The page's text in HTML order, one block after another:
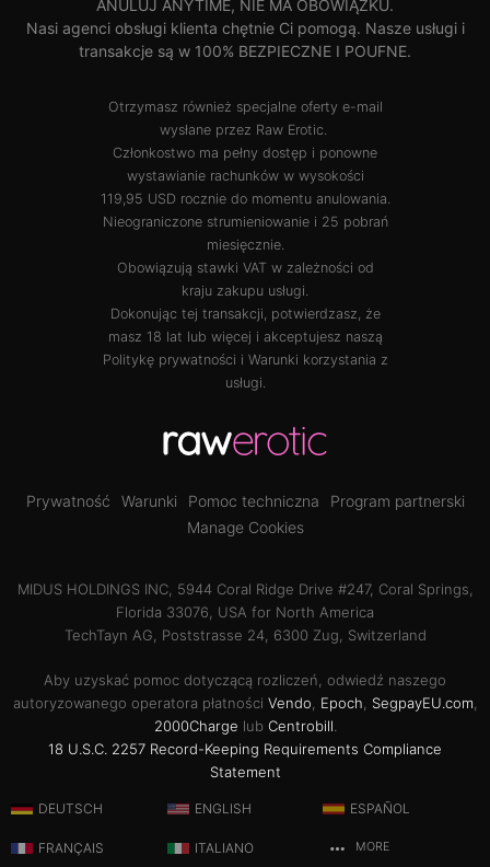
ANULUJ ANYTIME, NIE MA OBOWIĄZKU.
Nasi agenci obsługi klienta chętnie Ci pomogą. Nasze usługi i
transakcje są w 100% BEZPIECZNE I POUFNE.
Otrzymasz również specjalne oferty e-mail
wysłane przez Raw Erotic.
Członkostwo ma pełny dostęp i ponowne
wystawianie rachunków w wysokości
119,95 USD rocznie do momentu anulowania.
Nieograniczone strumieniowanie i 25 pobrań
miesięcznie.
Obowiązują stawki VAT w zależności od
kraju zakupu usługi.
Dokonując tej transakcji, potwierdzasz, że
masz 18 lat lub więcej i akceptujesz naszą
Politykę prywatności i Warunki korzystania z
usługi.
Prywatność Warunki Pomoc techniczna
Program partnerski
Manage Cookies
MIDUS HOLDINGS INC, 5944 Coral Ridge Drive #247, Coral Springs,
Florida 33076, USA for North America
TechTayn AG, Poststrasse 24, 6300 Zug, Switzerland
Aby uzyskać pomoc dotyczącą rozliczeń, odwiedź naszego
autoryzowanego operatora płatności Vendo, Epoch, SegpayEU.com,
2000Charge lub Centrobill.
18 U.S.C. 2257 Record-Keeping Requirements Compliance
Statement
DEUTSCH ENGLISH ESPAÑOL
FRANÇAIS ITALIANO MORE